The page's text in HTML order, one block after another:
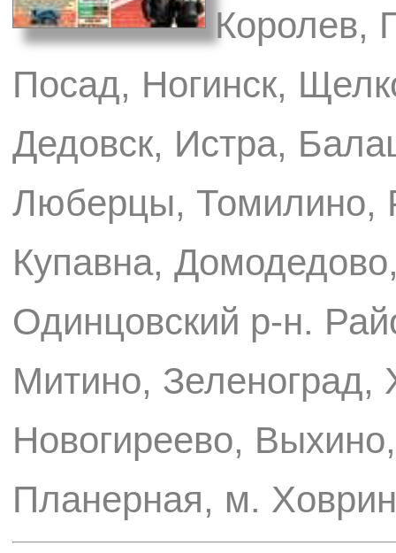
Королев,
Посад, Ногинск,
Дедовск, Истра,
Люберцы, Томилино,
Купавна,
Одинцовский р-н.
Митино,
Новогиреево,
Планерная, м.